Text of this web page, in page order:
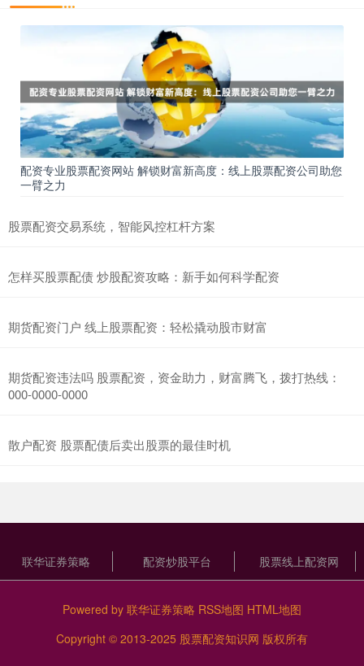
配资专业股票配资网站 解锁财富新高度：线上股票配资公司助您
一臂之力
股票配资交易系统，智能风控杠杆方案
怎样买股票配债 炒股配资攻略：新手如何科学配资
期货配资门户 线上股票配资：轻松撬动股市财富
期货配资违法吗 股票配资，资金助力，财富腾飞，拨打热线：
000-0000-0000
散户配资 股票配债后卖出股票的最佳时机
联华证券策略 配资炒股平台 股票线上配资网
Powered by 联华证券策略 RSS地图 HTML地图
Copyright © 2013-2025 股票配资知识网 版权所有